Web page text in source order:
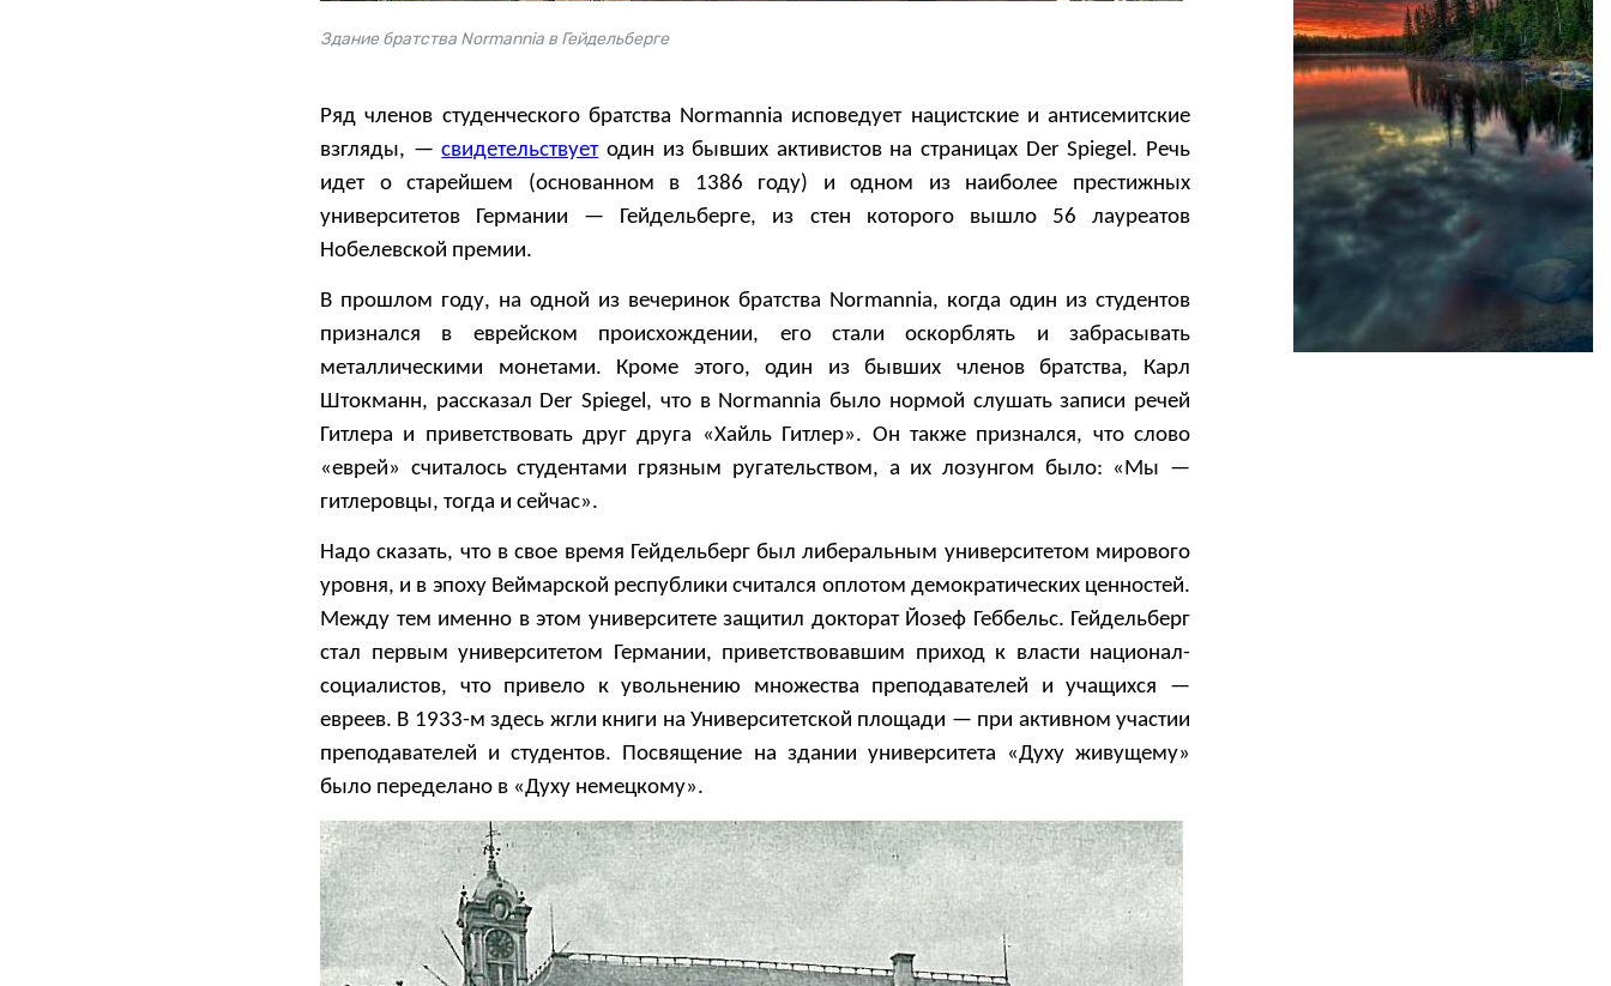
Здание братства Normannia в Гейдельберге
Ряд членов студенческого братства Normannia исповедует нацистские и антисемитские
взгляды, —свидетельствуетодин из бывших активистов на страницах Der Spiegel. Речь
идет о старейшем (основанном в 1386 году) и одном из наиболее престижных
университетов Германии — Гейдельберге, из стен которого вышло 56 лауреатов
Нобелевской премии.
В прошлом году, на одной из вечеринок братства Normannia, когда один из студентов
признался в еврейском происхождении, его стали оскорблять и забрасывать
металлическими монетами. Кроме этого, один из бывших членов братства, Карл
Штокманн, рассказал Der Spiegel, что в Normannia было нормой слушать записи речей
Гитлера и приветствовать друг друга «Хайль Гитлер». Он также признался, что слово
«еврей» считалось студентами грязным ругательством, а их лозунгом было: «Мы —
гитлеровцы, тогда и сейчас».
Надо сказать, что в свое время Гейдельберг был либеральным университетом мирового
уровня, и в эпоху Веймарской республики считался оплотом демократических ценностей.
Между тем именно в этом университете защитил докторат Йозеф Геббельс. Гейдельберг
стал первым университетом Германии, приветствовавшим приход к власти национал-
социалистов, что привело к увольнению множества преподавателей и учащихся —
евреев. В 1933-м здесь жгли книги на Университетской площади — при активном участии
преподавателей и студентов. Посвящение на здании университета «Духу живущему»
было переделано в «Духу немецкому».